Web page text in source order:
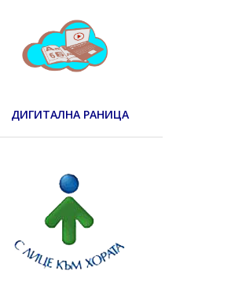
ДИГИТАЛНА РАНИЦА